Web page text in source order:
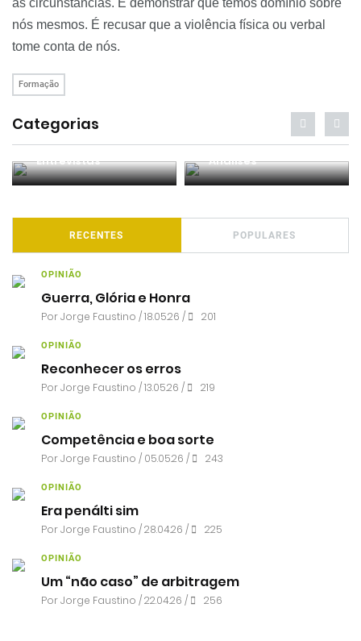
as circunstâncias. É demonstrar que temos domínio sobre
nós mesmos. É recusar que a violência física ou verbal
tome conta de nós.
Formação
Categorias
Entrevistas Análises
RECENTES POPULARES
OPINIÃO
Guerra, Glória e Honra
PorJorge Faustino / 18.05.26 / 201
OPINIÃO
Reconhecer os erros
PorJorge Faustino / 13.05.26 / 219
OPINIÃO
Competência e boa sorte
PorJorge Faustino / 05.05.26 / 243
OPINIÃO
Era penálti sim
PorJorge Faustino / 28.04.26 / 225
OPINIÃO
Um “não caso” de arbitragem
PorJorge Faustino / 22.04.26 / 256